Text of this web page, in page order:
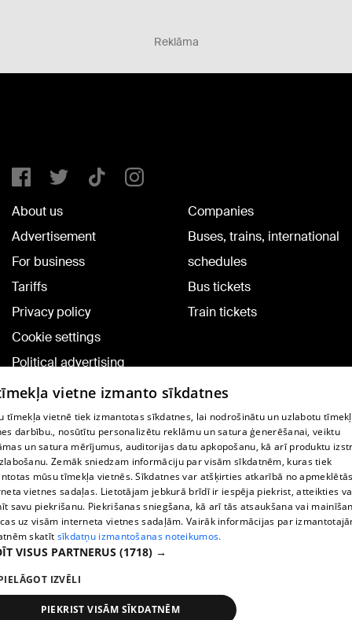
Reklāma
About us
Advertisement
For business
Tariffs
Privacy policy
Cookie settings
Political advertising
Cookie policy
Commenting terms
Companies
Buses, trains, international
schedules
Bus tickets
Train tickets
TV program
Contract rules
360 Ziņu kontakti
Helio Media
Vortal assistance service: e-mail -
All rights reserved.
vietne izmanto sīkdatnes
tīmekļa vietnē tiek izmantotas sīkdatnes, lai nodrošinātu un uzlabotu
darbību., nosūtītu personalizētu reklāmu un satura ģenerēšanai, veiktu
un satura mērījumus, auditorijas datu apkopošanu, kā arī produktu
Zemāk sniedzam informāciju par visām sīkdatnēm, kuras tiek
mūsu tīmekļa vietnēs. Sīkdatnes var atšķirties atkarībā no
vietnes sadaļas. Lietotājam jebkurā brīdī ir iespēja piekrist, atteikties
savu piekrišanu. Piekrišanas sniegšana, kā arī tās atsaukšana vai
uz visām interneta vietnes sadaļām. Vairāk informācijas par
skatīt sīkdatņu izmantošanas noteikumos.
VISUS PARTNERUS (1718) →
IZVĒLI
PIEKRIST VISĀM SĪKDATNĒM